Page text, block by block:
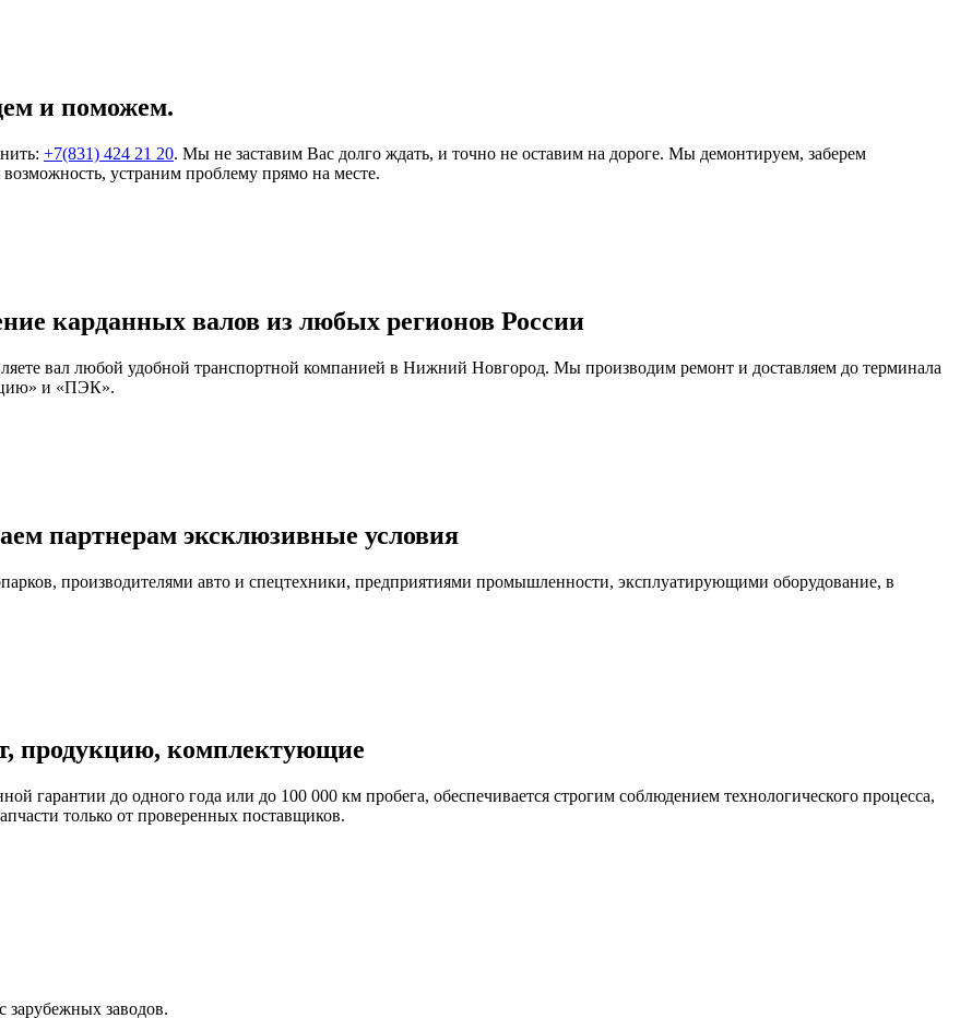
и поможем.
+7(831) 424 21 20. Мы не заставим Вас долго ждать, и точно не оставим на дороге. Мы демонтируем, заберем
устраним проблему прямо на месте.
карданных валов из любых регионов России
вал любой удобной транспортной компанией в Нижний Новгород. Мы производим ремонт и доставляем до терминала
и «ПЭК».
партнерам эксклюзивные условия
производителями авто и спецтехники, предприятиями промышленности, эксплуатирующими оборудование, в
продукцию, комплектующие
гарантии до одного года или до 100 000 км пробега, обеспечивается строгим соблюдением технологического процесса,
только от проверенных поставщиков.
зарубежных заводов.